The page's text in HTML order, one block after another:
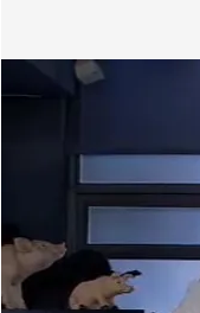
Cuatro.com
Compartir
'Un inicio